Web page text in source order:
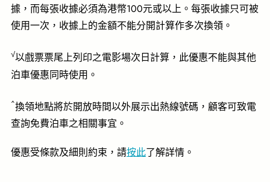
據，而每張收據必須為港幣100元或以上。每張收據只可被
使用一次，收據上的金額不能分開計算作多次換領。
√以戲票票尾上列印之電影場次日計算，此優惠不能與其他
泊車優惠同時使用。
^換領地點將於開放時間以外展示出熱線號碼，顧客可致電
查詢免費泊車之相關事宜。
優惠受條款及細則約束，請按此了解詳情。